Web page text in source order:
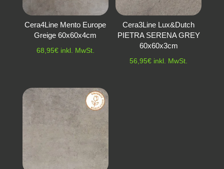
Cera4Line Mento Europe
Greige 60x60x4cm
68,95€ inkl. MwSt.
Cera3Line Lux&Dutch
PIETRA SERENA GREY
60x60x3cm
56,95€ inkl. MwSt.